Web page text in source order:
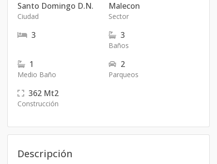
Santo Domingo D.N.
Ciudad
Malecon
Sector
3 3
Baños
1
Medio Baño
2
Parqueos
362 Mt2
Construcción
Descripción